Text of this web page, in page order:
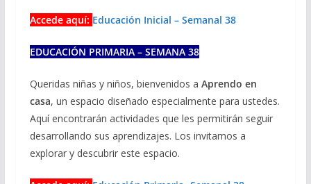
Accede aquí: Educación Inicial – Semanal 38
EDUCACIÓN PRIMARIA – SEMANA 38
Queridas niñas y niños, bienvenidos a Aprendo en
casa, un espacio diseñado especialmente para ustedes.
Aquí encontrarán actividades que les permitirán seguir
desarrollando sus aprendizajes. Los invitamos a
explorar y descubrir este espacio.